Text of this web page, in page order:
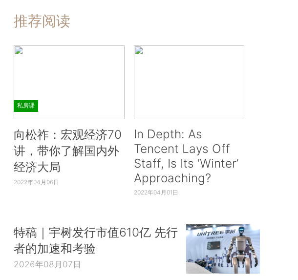
推荐阅读
私房课
向松祚：宏观经济70
讲，带你了解国内外
经济大局
2022年04月06日
In Depth: As
Tencent Lays Off
Staff, Is Its ‘Winter’
Approaching?
2022年04月01日
特稿｜宇树发行市值610亿 先行
者的加速和考验
2026年08月07日